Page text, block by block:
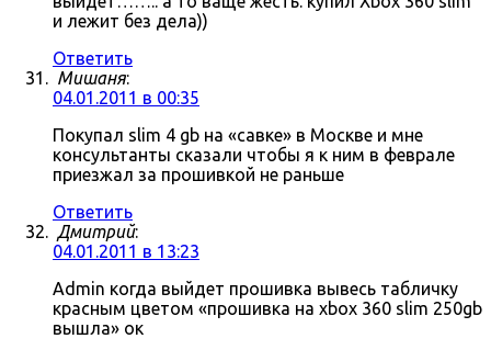
и лежит без дела))
Ответить
Мишаня:
04.01.2011 в 00:35
Покупал slim 4 gb на «савке» в Москве и мне
консультанты сказали чтобы я к ним в феврале
приезжал за прошивкой не раньше
Ответить
Дмитрий:
04.01.2011 в 13:23
Admin когда выйдет прошивка вывесь табличку
красным цветом «прошивка на xbox 360 slim 250gb
вышла» ок